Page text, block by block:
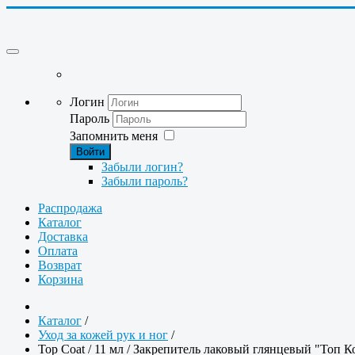
Логин
Пароль
Запомнить меня
Войти
Забыли логин?
Забыли пароль?
Распродажа
Каталог
Доставка
Оплата
Возврат
Корзина
Каталог /
Уход за кожей рук и ног /
Top Coat / 11 мл / Закрепитель лаковый глянцевый "Топ